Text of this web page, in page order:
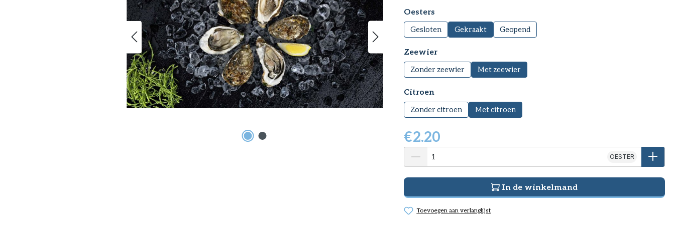
Selecteer
Oesters
Gesloten Gekraakt Geopend
Selecteer
Zeewier
Zonder zeewier Met zeewier
Selecteer
Citroen
Zonder citroen Met citroen
€2.20
OESTER
In de winkelmand
Toevoegen aan verlanglijst